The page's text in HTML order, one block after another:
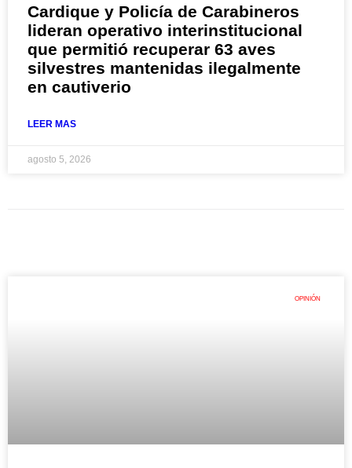
Cardique y Policía de Carabineros
lideran operativo interinstitucional
que permitió recuperar 63 aves
silvestres mantenidas ilegalmente
en cautiverio
LEER MAS
agosto 5, 2026
OPINIÓN